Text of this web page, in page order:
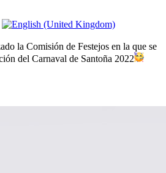
la Comisión de Festejos en la que se
del Carnaval de Santoña 2022